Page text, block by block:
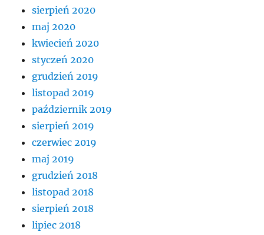
sierpień 2020
maj 2020
kwiecień 2020
styczeń 2020
grudzień 2019
listopad 2019
październik 2019
sierpień 2019
czerwiec 2019
maj 2019
grudzień 2018
listopad 2018
sierpień 2018
lipiec 2018